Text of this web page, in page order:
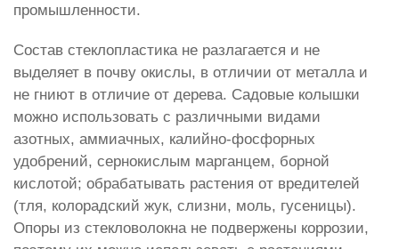
промышленности.
Состав стеклопластика не разлагается и не
выделяет в почву окислы, в отличии от металла и
не гниют в отличие от дерева. Садовые колышки
можно использовать с различными видами
азотных, аммиачных, калийно-фосфорных
удобрений, сернокислым марганцем, борной
кислотой; обрабатывать растения от вредителей
(тля, колорадский жук, слизни, моль, гусеницы).
Опоры из стекловолокна не подвержены коррозии,